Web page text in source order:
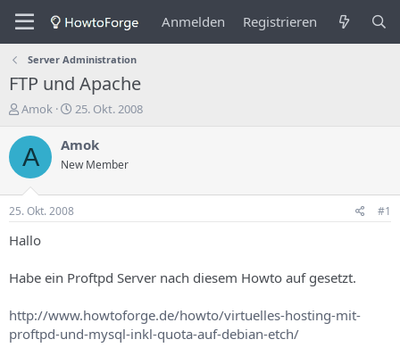
Anmelden Registrieren
Server Administration
FTP und Apache
E
s
t
e
e
r
s
h
e
Amok
E
s
e
d
t
u
25. Okt. 2008
A Amok
New Member
25. Okt. 2008 #1
Hallo
Habe ein Proftpd Server nach diesem Howto auf gesetzt.
http://www.howtoforge.de/howto/virtuelles-hosting-mit-
proftpd-und-mysql-inkl-quota-auf-debian-etch/